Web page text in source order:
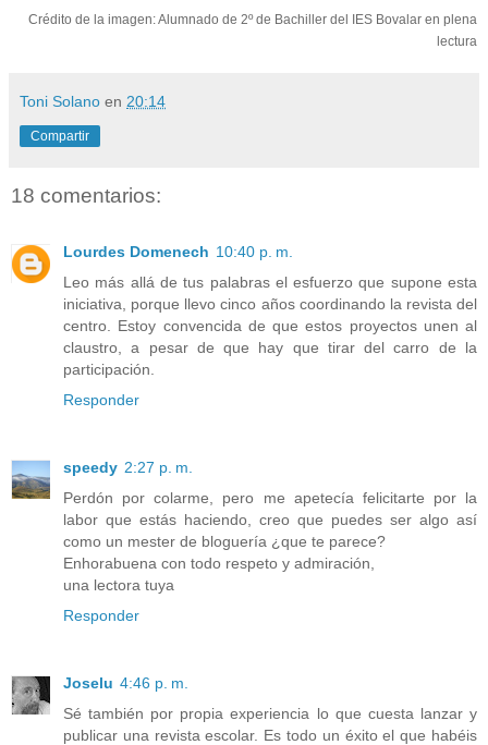
Crédito de la imagen: Alumnado de 2º de Bachiller del IES Bovalar en plena
lectura
Toni Solano en 20:14
Compartir
18 comentarios:
Lourdes Domenech 10:40 p. m.
Leo más allá de tus palabras el esfuerzo que supone esta
iniciativa, porque llevo cinco años coordinando la revista del
centro. Estoy convencida de que estos proyectos unen al
claustro, a pesar de que hay que tirar del carro de la
participación.
Responder
speedy 2:27 p. m.
Perdón por colarme, pero me apetecía felicitarte por la
labor que estás haciendo, creo que puedes ser algo así
como un mester de bloguería ¿que te parece?
Enhorabuena con todo respeto y admiración,
una lectora tuya
Responder
Joselu 4:46 p. m.
Sé también por propia experiencia lo que cuesta lanzar y
publicar una revista escolar. Es todo un éxito el que habéis